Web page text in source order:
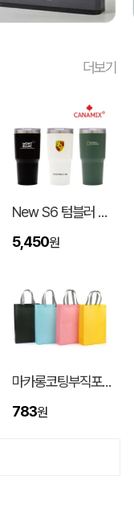
더보기
New S6 텀블러 600ml
5,450원
마카롱코팅부직포가방 (300*430*105mm)
783원